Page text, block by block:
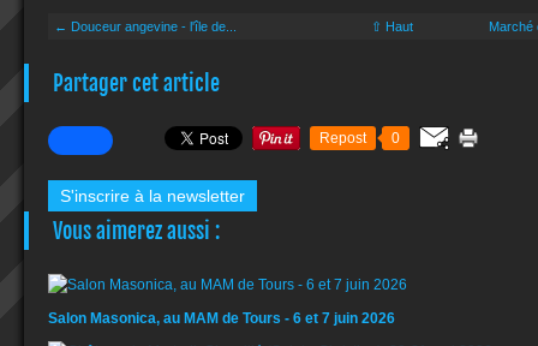
← Douceur angevine - l'île de... ⇧ Haut Marché
Partager cet article
Repost 0
S'inscrire à la newsletter
Vous aimerez aussi :
Salon Masonica, au MAM de Tours - 6 et 7 juin 2026